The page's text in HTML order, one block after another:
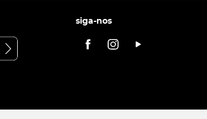
siga-nos